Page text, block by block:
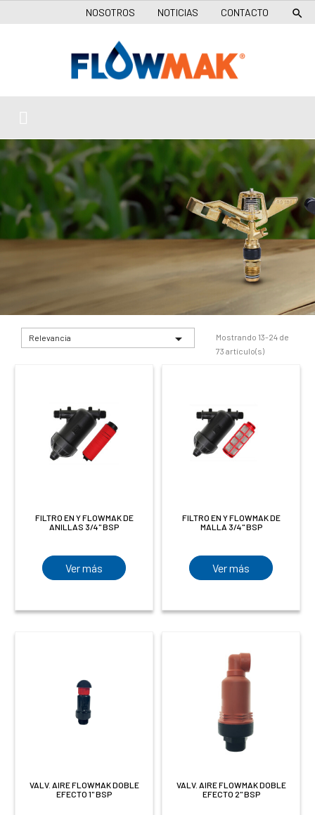
NOSOTROS NOTICIAS CONTACTO 
Relevancia 
Mostrando 13-24 de
73 artículo(s)
FILTRO EN Y FLOWMAK DE
ANILLAS 3/4" BSP
Ver más
FILTRO EN Y FLOWMAK DE
MALLA 3/4" BSP
Ver más
VALV. AIRE FLOWMAK DOBLE
EFECTO 1" BSP
VALV. AIRE FLOWMAK DOBLE
EFECTO 2" BSP